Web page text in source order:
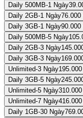
Daily 500MB-1 Ngày
Daily 2GB-1 Ngày76.000
Daily 3GB-1 Ngày90.000
Daily 500MB-5 Ngày
Daily 2GB-3 Ngày
Daily 3GB-3 Ngày
Unlimited-3 Ngày195.000
Daily 3GB-5 Ngày
Unlimited-5 Ngày310.000
Unlimited-7 Ngày416.000
Daily 1GB-30 Ngày